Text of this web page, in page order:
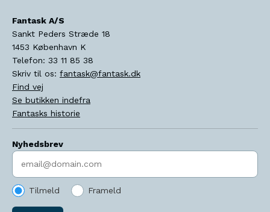
Fantask A/S
Sankt Peders Stræde 18
1453 København K
Telefon: 33 11 85 38
Skriv til os: fantask@fantask.dk
Find vej
Se butikken indefra
Fantasks historie
Nyhedsbrev
Indtast søgeord
Tilmeld Frameld